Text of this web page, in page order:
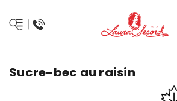
Sucre-bec au raisin